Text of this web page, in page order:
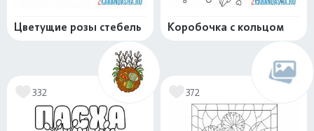
Цветущие розы стебель Коробочка с кольцом
332 372